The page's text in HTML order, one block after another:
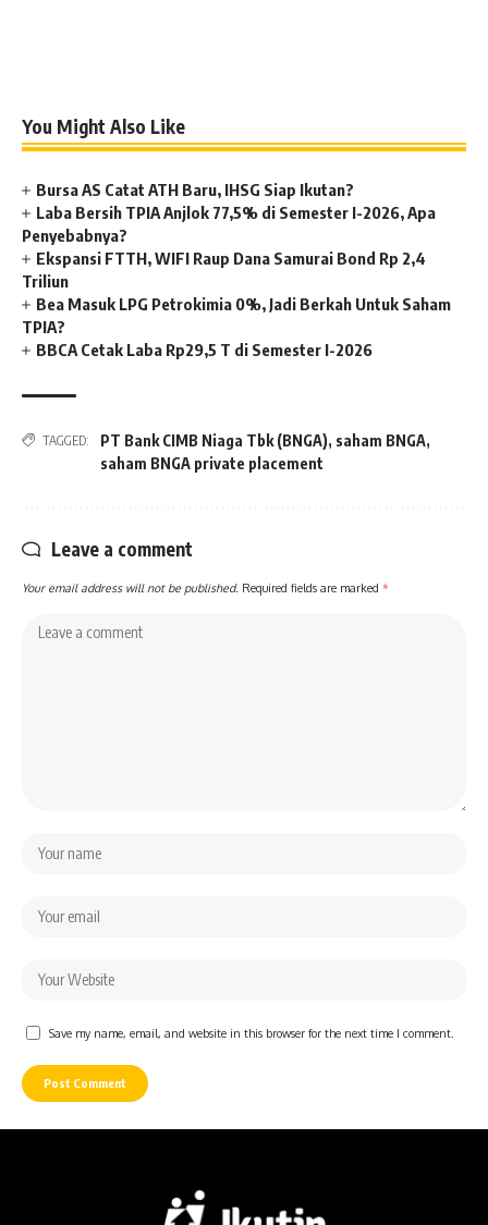
You Might Also Like
Bursa AS Catat ATH Baru, IHSG Siap Ikutan?
Laba Bersih TPIA Anjlok 77,5% di Semester I-2026, Apa
Penyebabnya?
Ekspansi FTTH, WIFI Raup Dana Samurai Bond Rp 2,4
Triliun
Bea Masuk LPG Petrokimia 0%, Jadi Berkah Untuk Saham
TPIA?
BBCA Cetak Laba Rp29,5 T di Semester I-2026
TAGGED: PT Bank CIMB Niaga Tbk (BNGA), saham BNGA,
saham BNGA private placement
Leave a comment
Your email address will not be published. Required fields are marked *
Save my name, email, and website in this browser for the next time I comment.